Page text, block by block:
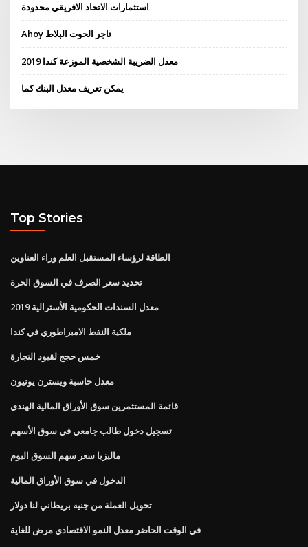
استثمارات الاتحاد الافريقي محدودة
Ahoy تاجر الحوت البلاط
معدل الضريبة الشخصية الموزعة كندا 2019
يمكن تعريف معدل البنك كما
Top Stories
الطاقة لرؤساء المستقبل العلم وراء العناوين
تحديد سعر الصرف في السوق الحرة
معدل السندات الحكومية الأسترالية 2019
ملكية النفط الامبراطوري في كندا
خمس حجج لقيود التجارة
معدل حاسبة ويسترن يونيون
قائمة المستثمرين سوق الأوراق المالية الهندي
تسجيل دخول طالب جامعي في سوق الأسهم
ماليزيا سعر سهم السوق اليوم
الدخول في سوق الأوراق المالية
تحويل العملة من جنيه بريطاني لنا دولار
في الوقت الحاضر معدل النمو الاقتصادي مرض للغاية